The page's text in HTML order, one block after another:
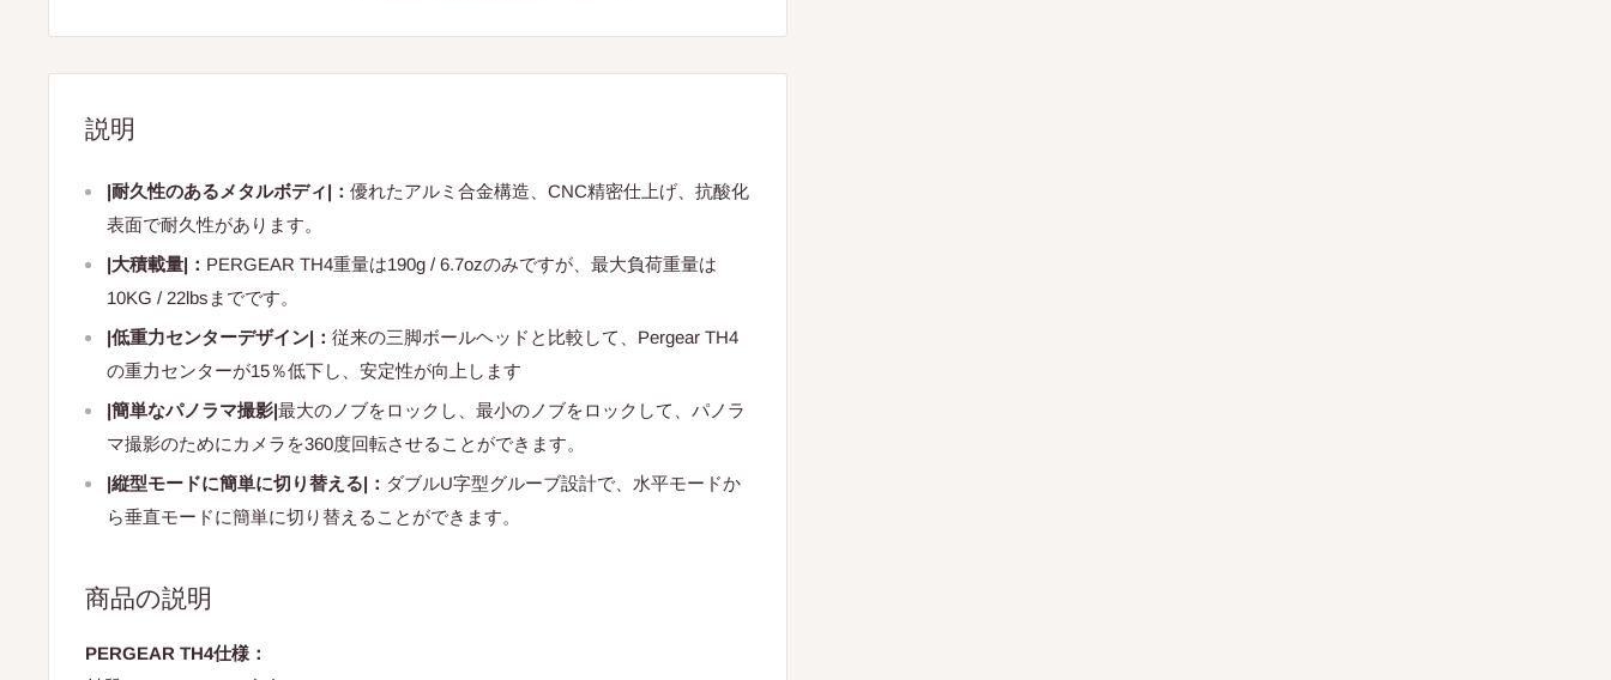
説明
|耐久性のあるメタルボディ|： 優れたアルミ合金構造、CNC精密仕上げ、抗酸化
表面で耐久性があります。
|大積載量|： PERGEAR TH4重量は190g / 6.7ozのみですが、最大負荷重量は
10KG / 22lbsまでです。
|低重力センターデザイン|： 従来の三脚ボールヘッドと比較して、Pergear TH4
の重力センターが15％低下し、安定性が向上します
|簡単なパノラマ撮影|最大のノブをロックし、最小のノブをロックして、パノラ
マ撮影のためにカメラを360度回転させることができます。
|縦型モードに簡単に切り替える|： ダブルU字型グルーブ設計で、水平モードか
ら垂直モードに簡単に切り替えることができます。
商品の説明
PERGEAR TH4仕様：